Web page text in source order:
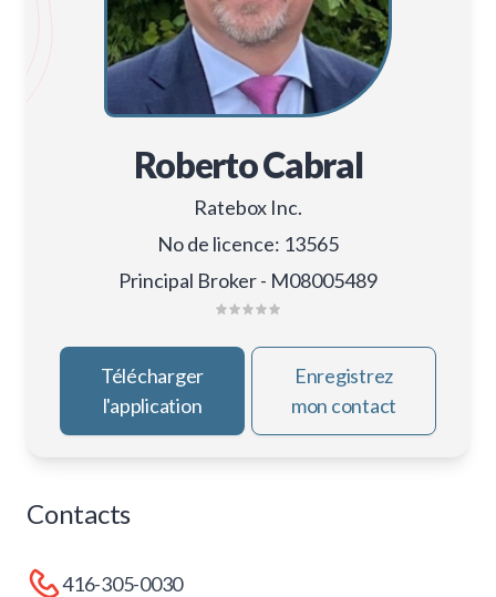
Roberto Cabral
Ratebox Inc.
No de licence: 13565
Principal Broker - M08005489
Télécharger
l'application
Enregistrez
mon contact
Contacts
416-305-0030